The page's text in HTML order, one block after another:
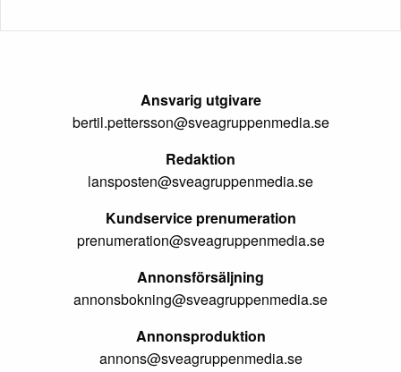
Ansvarig utgivare
bertil.pettersson@sveagruppenmedia.se
Redaktion
lansposten@sveagruppenmedia.se
Kundservice prenumeration
prenumeration@sveagruppenmedia.se
Annonsförsäljning
annonsbokning@sveagruppenmedia.se
Annonsproduktion
annons@sveagruppenmedia.se